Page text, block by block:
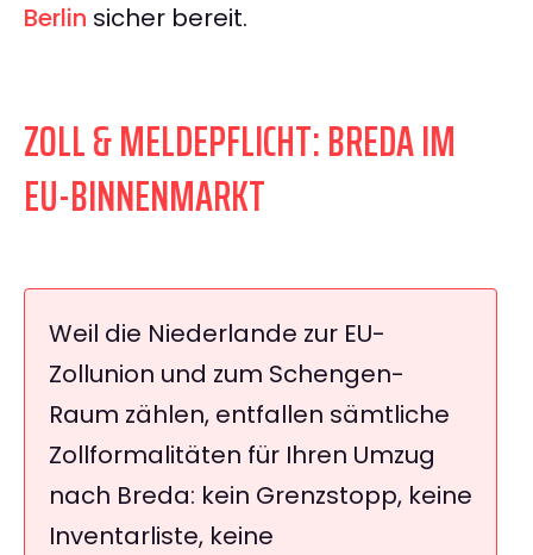
Berlin sicher bereit.
ZOLL & MELDEPFLICHT: BREDA IM
EU-BINNENMARKT
Weil die Niederlande zur EU-
Zollunion und zum Schengen-
Raum zählen, entfallen sämtliche
Zollformalitäten für Ihren Umzug
nach Breda: kein Grenzstopp, keine
Inventarliste, keine